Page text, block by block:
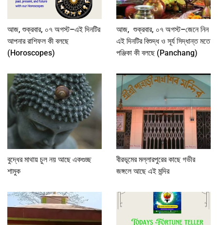
আজ, শুক্রবার, ০৭ অগস্ট–এই দিনটির
আপনার রাশিফল কী বলছে
(Horoscopes)
আজ, শুক্রবার, ০৭ অগস্ট–জেনে নিন
এই দিনটির বিশুদ্ধ ও সূর্য সিদ্ধান্ত মতে
পঞ্জিকা কী বলছে (Panchang)
বুদ্ধের মাথায় চুল নয় আছে একগুচ্ছ
শামুক
বীরভূমের মল্লারপুরের কাছে গভীর
জঙ্গলে আছে এই মন্দির